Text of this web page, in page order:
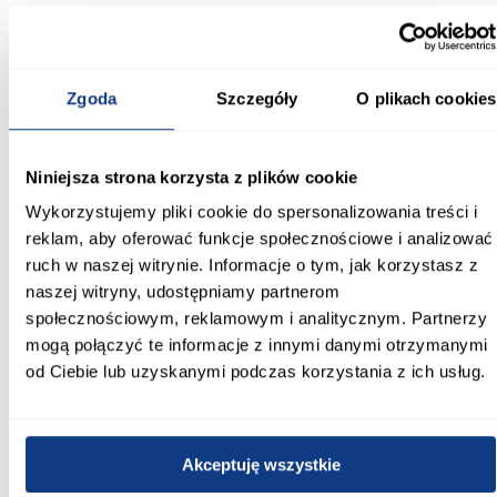
Zgoda Szczegóły O plikach cookies
Niniejsza strona korzysta z plików cookie
Wykorzystujemy pliki cookie do spersonalizowania treści i
reklam, aby oferować funkcje społecznościowe i analizować
ruch w naszej witrynie. Informacje o tym, jak korzystasz z
naszej witryny, udostępniamy partnerom
społecznościowym, reklamowym i analitycznym. Partnerzy
mogą połączyć te informacje z innymi danymi otrzymanymi
od Ciebie lub uzyskanymi podczas korzystania z ich usług.
Akceptuję wszystkie
Inni Klienci sprawdzali również
PORÓWNAJ
+5
PORÓWNAJ